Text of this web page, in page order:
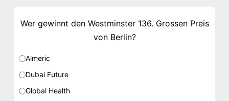
Wer gewinnt den Westminster 136. Grossen Preis
von Berlin?
Almeric
Dubai Future
Global Health